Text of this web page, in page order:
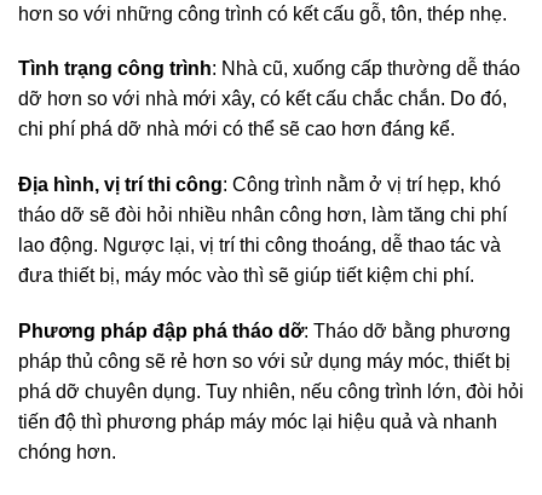
hơn so với những công trình có kết cấu gỗ, tôn, thép nhẹ.
Tình trạng công trình: Nhà cũ, xuống cấp thường dễ tháo
dỡ hơn so với nhà mới xây, có kết cấu chắc chắn. Do đó,
chi phí phá dỡ nhà mới có thể sẽ cao hơn đáng kể.
Địa hình, vị trí thi công: Công trình nằm ở vị trí hẹp, khó
tháo dỡ sẽ đòi hỏi nhiều nhân công hơn, làm tăng chi phí
lao động. Ngược lại, vị trí thi công thoáng, dễ thao tác và
đưa thiết bị, máy móc vào thì sẽ giúp tiết kiệm chi phí.
Phương pháp đập phá tháo dỡ: Tháo dỡ bằng phương
pháp thủ công sẽ rẻ hơn so với sử dụng máy móc, thiết bị
phá dỡ chuyên dụng. Tuy nhiên, nếu công trình lớn, đòi hỏi
tiến độ thì phương pháp máy móc lại hiệu quả và nhanh
chóng hơn.